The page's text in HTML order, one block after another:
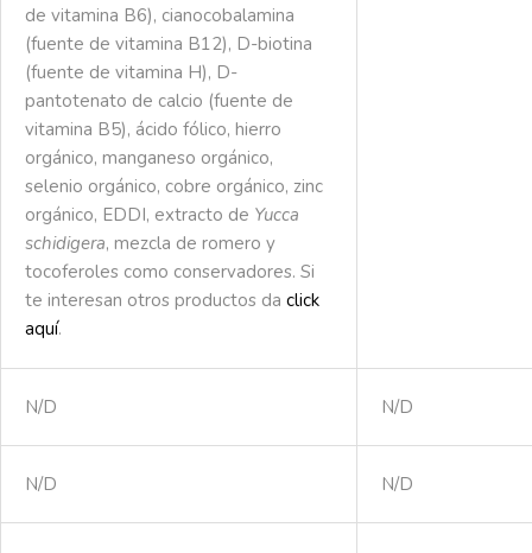
de vitamina B6), cianocobalamina
(fuente de vitamina B12), D-biotina
(fuente de vitamina H), D-
pantotenato de calcio (fuente de
vitamina B5), ácido fólico, hierro
orgánico, manganeso orgánico,
selenio orgánico, cobre orgánico, zinc
orgánico, EDDI, extracto de Yucca
schidigera, mezcla de romero y
tocoferoles como conservadores. Si
te interesan otros productos da click
aquí.
N/D N/D
N/D N/D